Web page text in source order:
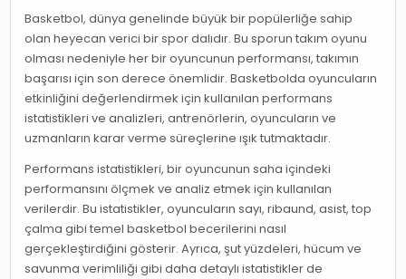
Basketbol, dünya genelinde büyük bir popülerliğe sahip
olan heyecan verici bir spor dalıdır. Bu sporun takım oyunu
olması nedeniyle her bir oyuncunun performansı, takımın
başarısı için son derece önemlidir. Basketbolda oyuncuların
etkinliğini değerlendirmek için kullanılan performans
istatistikleri ve analizleri, antrenörlerin, oyuncuların ve
uzmanların karar verme süreçlerine ışık tutmaktadır.
Performans istatistikleri, bir oyuncunun saha içindeki
performansını ölçmek ve analiz etmek için kullanılan
verilerdir. Bu istatistikler, oyuncuların sayı, ribaund, asist, top
çalma gibi temel basketbol becerilerini nasıl
gerçekleştirdiğini gösterir. Ayrıca, şut yüzdeleri, hücum ve
savunma verimliliği gibi daha detaylı istatistikler de